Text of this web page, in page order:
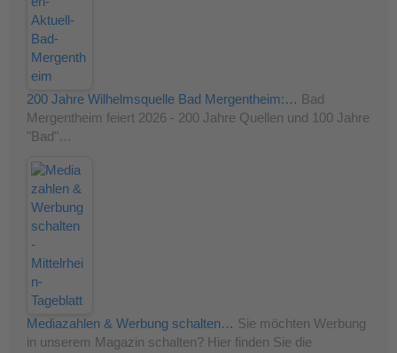
200 Jahre Wilhelmsquelle Bad Mergentheim:… Bad
Mergentheim feiert 2026 - 200 Jahre Quellen und 100 Jahre
"Bad"…
Mediazahlen & Werbung schalten… Sie möchten Werbung
in unserem Magazin schalten? Hier finden Sie die